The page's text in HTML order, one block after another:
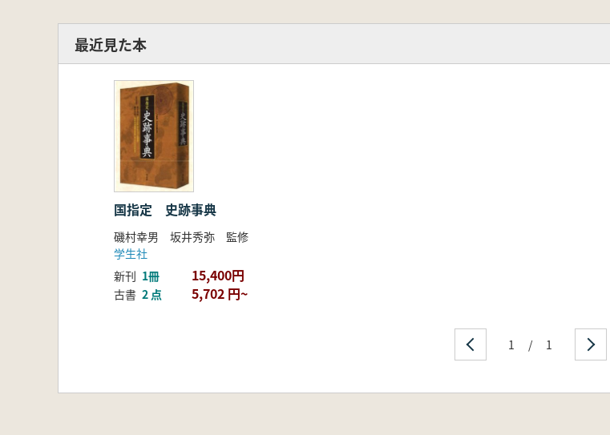
最近見た本
国指定 史跡事典
磯村幸男 坂井秀弥 監修
学生社
新刊 1冊 15,400円
古書 2 点 5,702 円~
1 / 1